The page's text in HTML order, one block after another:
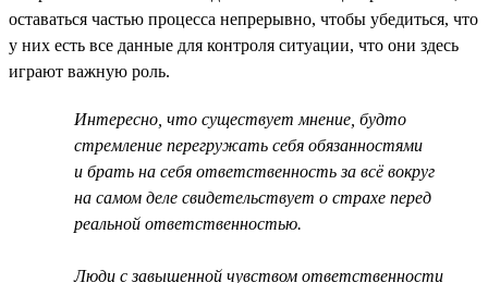
оставаться частью процесса непрерывно, чтобы убедиться, что
у них есть все данные для контроля ситуации, что они здесь
играют важную роль.
Интересно, что существует мнение, будто
стремление перегружать себя обязанностями
и брать на себя ответственность за всё вокруг
на самом деле свидетельствует о страхе перед
реальной ответственностью.
Люди с завышенной чувством ответственности